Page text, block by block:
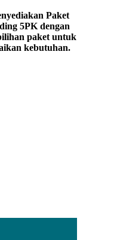
Paket
5PK dengan
paket untuk
kebutuhan.